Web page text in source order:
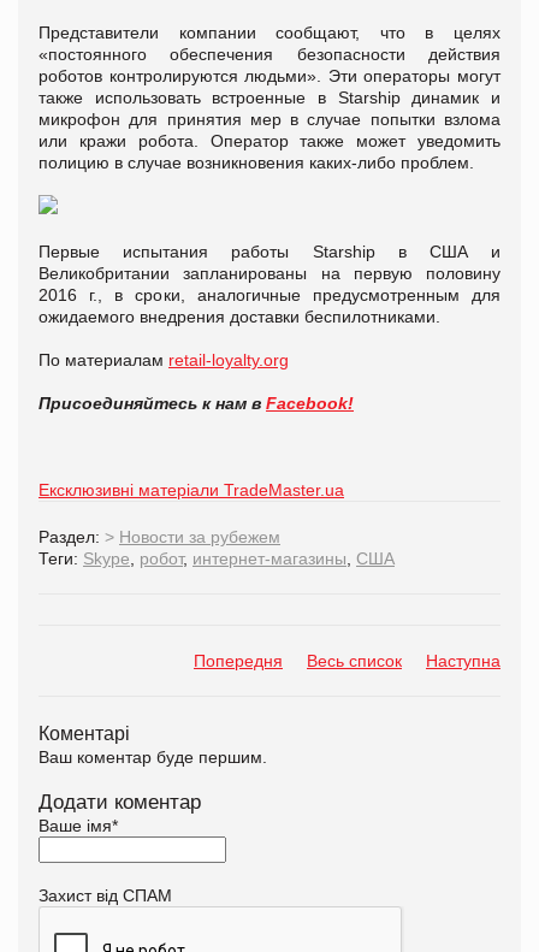
Представители компании сообщают, что в целях
«постоянного обеспечения безопасности действия
роботов контролируются людьми». Эти операторы могут
также использовать встроенные в Starship динамик и
микрофон для принятия мер в случае попытки взлома
или кражи робота. Оператор также может уведомить
полицию в случае возникновения каких-либо проблем.
Первые испытания работы Starship в США и
Великобритании запланированы на первую половину
2016 г., в сроки, аналогичные предусмотренным для
ожидаемого внедрения доставки беспилотниками.
По материалам retail-loyalty.org
Присоединяйтесь к нам в Facebook!
Ексклюзивні матеріали TradeMaster.ua
Раздел: > Новости за рубежем
Теги: Skype робот, интернет-магазины США
Попередня Весь список Наступна
Коментарі
Ваш коментар буде першим.
Додати коментар
Ваше імя*
Захист від СПАМ